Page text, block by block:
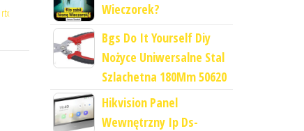
rtx
Wieczorek?
Bgs Do It Yourself Diy
Nożyce Uniwersalne Stal
Szlachetna 180Mm 50620
Hikvision Panel
Wewnętrzny Ip Ds-